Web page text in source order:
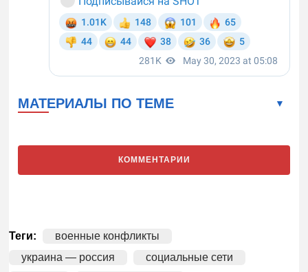
МАТЕРИАЛЫ ПО ТЕМЕ
КОММЕНТАРИИ
Теги:
военные конфликты
украина — россия
социальные сети